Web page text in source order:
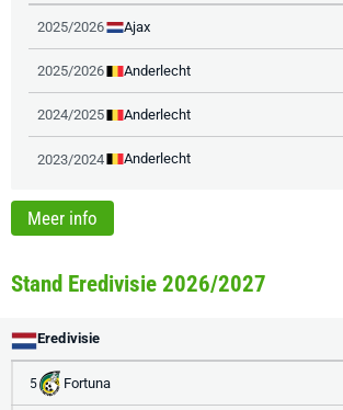
2025/2026 Ajax
2025/2026 Anderlecht
2024/2025 Anderlecht
2023/2024 Anderlecht
Meer info
Stand Eredivisie 2026/2027
Eredivisie
5 Fortuna